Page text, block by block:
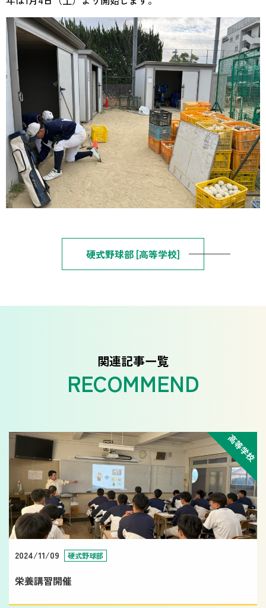
硬式野球部 [高等学校]
関連記事一覧
高等学校
2024/11/09 硬式野球部
栄養講習開催